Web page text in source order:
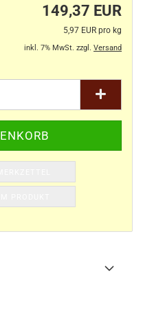
149,37 EUR
5,97 EUR pro kg
inkl. 7% MwSt. zzgl. Versand